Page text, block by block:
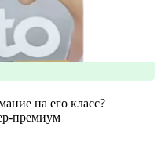
на его класс?
премиум